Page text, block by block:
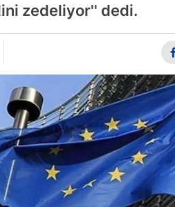
zedeliyor'' dedi.